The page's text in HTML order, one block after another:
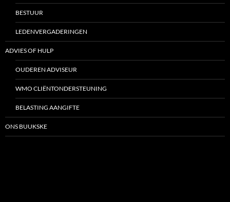
BESTUUR
LEDENVERGADERINGEN
ADVIES OF HULP
OUDEREN ADVISEUR
WMO CLIËNTONDERSTEUNING
BELASTING AANGIFTE
ONS BUUKSKE